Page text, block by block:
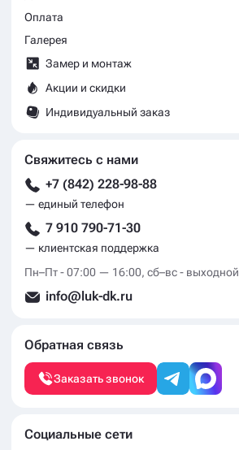
Оплата
Галерея
Замер и монтаж
Акции и скидки
Индивидуальный заказ
Свяжитесь с нами
+7 (842) 228-98-88
— единый телефон
7 910 790-71-30
— клиентская поддержка
Пн–Пт - 07:00 — 16:00, сб–вс - выходной
info@luk-dk.ru
Обратная связь
Заказать звонок
Социальные сети